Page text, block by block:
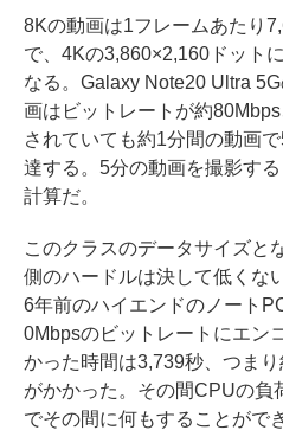
8Kの動画は1フレームあたり
で、4Kの3,860×2,160ドット
なる。Galaxy Note20 Ultra
画はビットレートが約
されていても約1分間の動画
達する。5分の動画を撮影す
計算だ。
このクラスのデータサイズと
側のハードルは決して低くな
6年前のハイエンドのノート
0Mbpsのビットレートにエン
かった時間は3,739秒、つま
がかかった。その間CPUの負
でその間に何もすることがで